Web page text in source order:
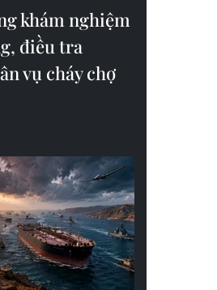
khám nghiệm
điều tra
vụ cháy chợ